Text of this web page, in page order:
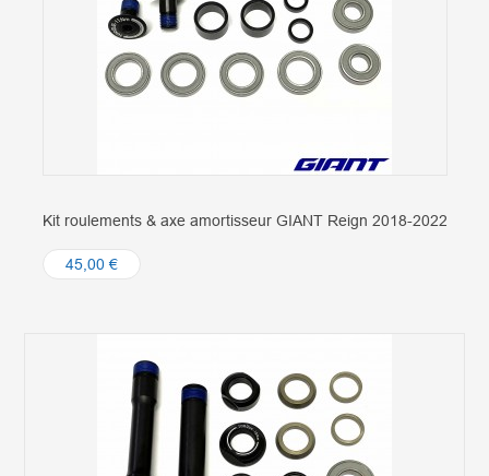
Kit roulements & axe amortisseur GIANT Reign 2018-2022
45,00 €